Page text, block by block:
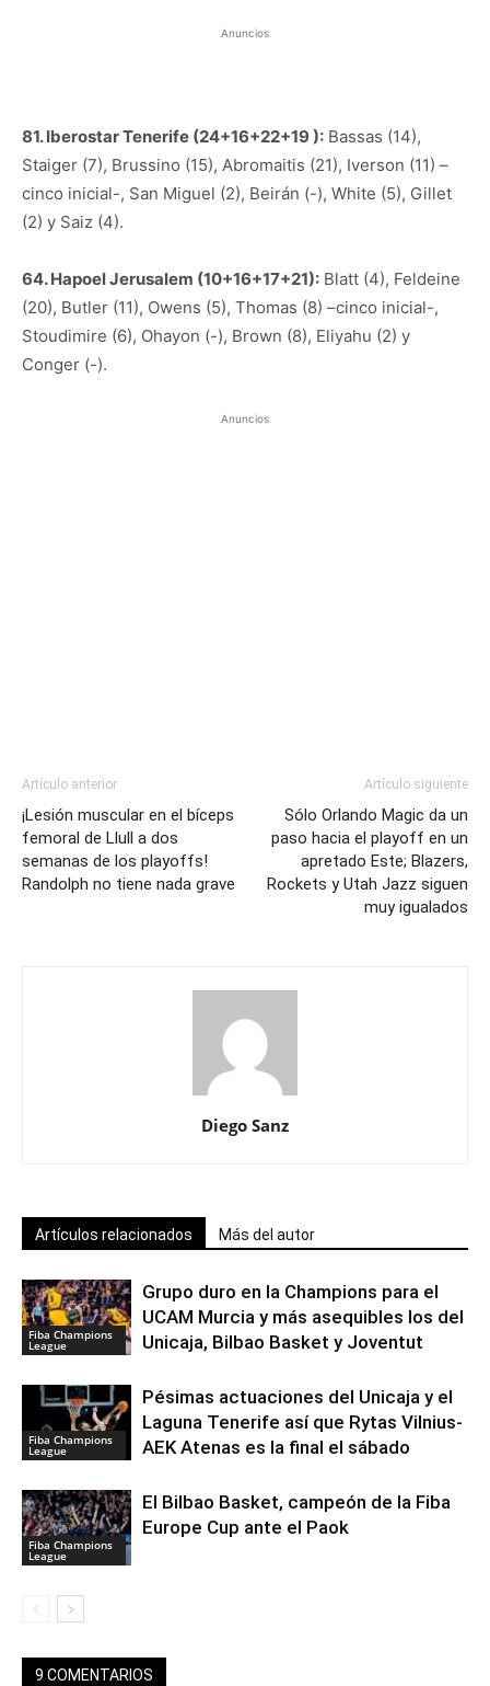
Anuncios
81. Iberostar Tenerife (24+16+22+19 ): Bassas (14),
Staiger (7), Brussino (15), Abromaitis (21), Iverson (11) –
cinco inicial-, San Miguel (2), Beirán (-), White (5), Gillet
(2) y Saiz (4).
64. Hapoel Jerusalem (10+16+17+21): Blatt (4), Feldeine
(20), Butler (11), Owens (5), Thomas (8) –cinco inicial-,
Stoudimire (6), Ohayon (-), Brown (8), Eliyahu (2) y
Conger (-).
Anuncios
Artículo anterior
¡Lesión muscular en el bíceps
femoral de Llull a dos
semanas de los playoffs!
Randolph no tiene nada grave
Artículo siguiente
Sólo Orlando Magic da un
paso hacia el playoff en un
apretado Este; Blazers,
Rockets y Utah Jazz siguen
muy igualados
Diego Sanz
Artículos relacionados Más del autor
Fiba Champions
League
Grupo duro en la Champions para el
UCAM Murcia y más asequibles los del
Unicaja, Bilbao Basket y Joventut
Fiba Champions
League
Pésimas actuaciones del Unicaja y el
Laguna Tenerife así que Rytas Vilnius-
AEK Atenas es la final el sábado
Fiba Champions
League
El Bilbao Basket, campeón de la Fiba
Europe Cup ante el Paok
9 COMENTARIOS